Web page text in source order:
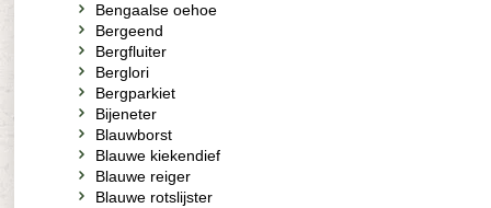
Bengaalse oehoe
Bergeend
Bergfluiter
Berglori
Bergparkiet
Bijeneter
Blauwborst
Blauwe kiekendief
Blauwe reiger
Blauwe rotslijster